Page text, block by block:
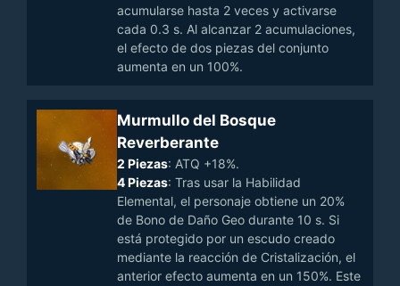
acumularse hasta 2 veces y activarse
cada 0.3 s. Al alcanzar 2 acumulaciones,
el efecto de dos piezas del conjunto
aumenta en un 100%.
Murmullo del Bosque
Reverberante
2 Piezas: ATQ +18%.
4 Piezas: Tras usar la Habilidad
Elemental, el personaje obtiene un 20%
de Bono de Daño Geo durante 10 s. Si
está protegido por un escudo creado
mediante la reacción de Cristalización, el
anterior efecto aumenta en un 150%. Este